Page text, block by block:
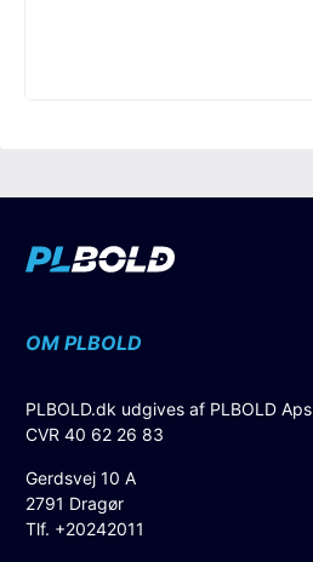
OM PLBOLD
PLBOLD.dk udgives af PLBOLD Aps
CVR 40 62 26 83
Gerdsvej 10 A
2791 Dragør
Tlf. +20242011